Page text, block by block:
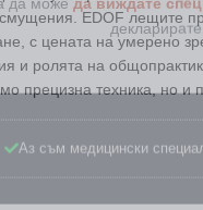
EDOF лещите
с цената на умерено
и ролята на
прецизна техника, но